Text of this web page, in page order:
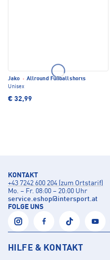
Jako · Allround Fußballshorts
Unisex
€ 32,99
KONTAKT
+43 7242 600 204 (zum Ortstarif)
Mo. – Fr. 08:00 – 20:00 Uhr
service.eshop@intersport.at
FOLGE UNS
HILFE & KONTAKT